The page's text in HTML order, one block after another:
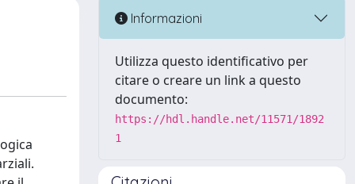
Informazioni
Utilizza questo identificativo per
citare o creare un link a questo
documento:
https://hdl.handle.net/11571/1892
1